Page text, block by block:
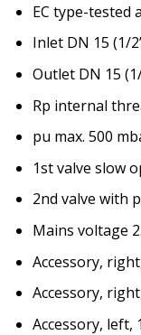
EC type-tested
Inlet DN 15 (1/
Outlet DN 15
Rp internal
pu max. 500
1st valve slow
2nd valve with
Mains voltage
Accessory,
Accessory,
Accessory, left,